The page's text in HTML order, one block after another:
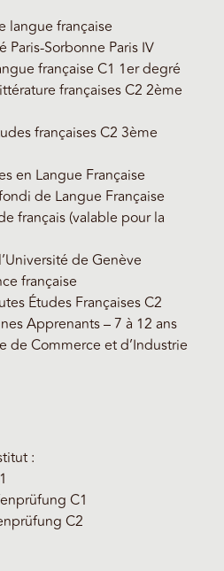
langue française
Paris-Sorbonne Paris IV
française C1 1er degré
françaises C2 2ème
françaises C2 3ème
en Langue Française
de Langue Française
français (valable pour la
de Genève
française
Études Françaises C2
Apprenants – 7 à 12 ans
de Commerce et d’Industrie
:
C1
C2